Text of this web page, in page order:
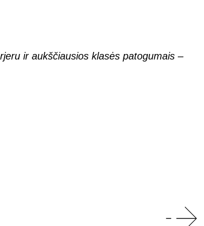
ir aukščiausios klasės patogumais –